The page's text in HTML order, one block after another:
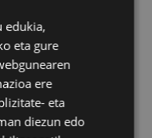
edukia,
eta gure
ere
eta
diezun edo